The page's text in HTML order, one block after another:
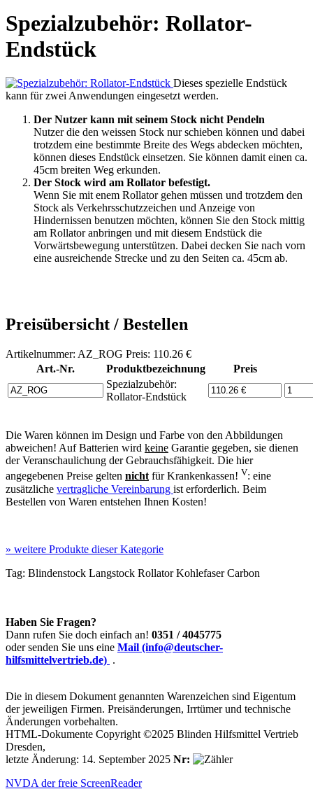
Spezialzubehör: Rollator-
Endstück
Dieses spezielle Endstück
kann für zwei Anwendungen eingesetzt werden.
Der Nutzer kann mit seinem Stock nicht Pendeln
Nutzer die den weissen Stock nur schieben können und dabei
trotzdem eine bestimmte Breite des Wegs abdecken möchten,
können dieses Endstück einsetzen. Sie können damit einen ca.
45cm breiten Weg erkunden.
Der Stock wird am Rollator befestigt.
Wenn Sie mit enem Rollator gehen müssen und trotzdem den
Stock als Verkehrsschutzzeichen und Anzeige von
Hindernissen benutzen möchten, können Sie den Stock mittig
am Rollator anbringen und mit diesem Endstück die
Vorwärtsbewegung unterstützen. Dabei decken Sie nach vorn
eine ausreichende Strecke und zu den Seiten ca. 45cm ab.
Preisübersicht / Bestellen
Artikelnummer: AZ_ROG Preis: 110.26 €
Art.-Nr.
Produktbezeichnung
Preis
Spezialzubehör:
Rollator-Endstück
Die Waren können im Design und Farbe von den Abbildungen
abweichen! Auf Batterien wird keine Garantie gegeben, sie dienen
der Veranschaulichung der Gebrauchsfähigkeit. Die hier
angegebenen Preise gelten nichtfür Krankenkassen! V: eine
zusätzliche vertragliche Vereinbarung ist erforderlich. Beim
Bestellen von Waren entstehen Ihnen Kosten!
» weitere Produkte dieser Kategorie
Tag: Blindenstock Langstock RollatorKohlefaserCarbon
Haben Sie Fragen?
Dann rufen Sie doch einfach an! 0351 / 4045775
oder senden Sie uns eine Mail (info@deutscher-
hilfsmittelvertrieb.de) .
Die in diesem Dokument genannten Warenzeichen sind Eigentum
der jeweiligen Firmen. Preisänderungen, Irrtümer und technische
Änderungen vorbehalten.
HTML-Dokumente Copyright ©2025 Blinden Hilfsmittel Vertrieb
Dresden,
letzte Änderung: 14. September 2025 Nr:
NVDA der freie ScreenReader